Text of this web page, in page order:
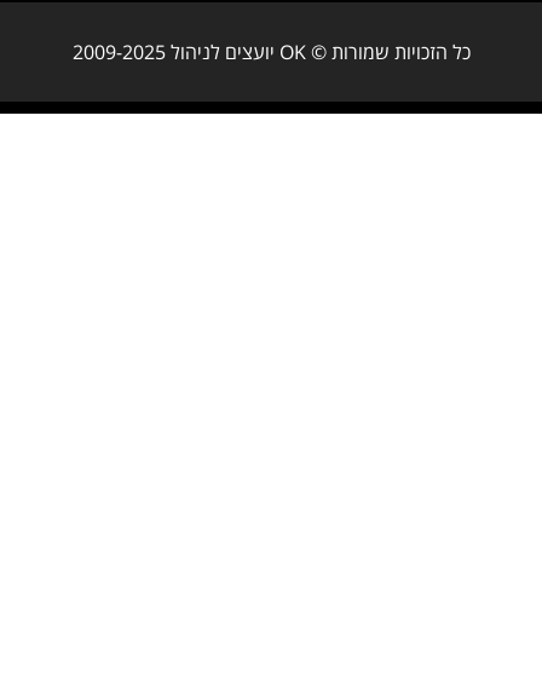
כל הזכויות שמורות © OK יועצים לניהול 2009-2025